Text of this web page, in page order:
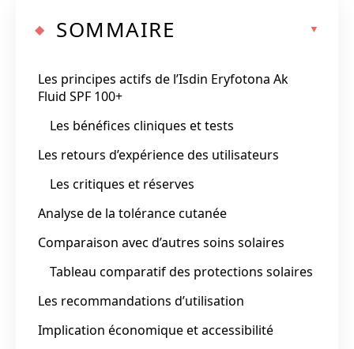
SOMMAIRE
Les principes actifs de l’Isdin Eryfotona Ak
Fluid SPF 100+
Les bénéfices cliniques et tests
Les retours d’expérience des utilisateurs
Les critiques et réserves
Analyse de la tolérance cutanée
Comparaison avec d’autres soins solaires
Tableau comparatif des protections solaires
Les recommandations d’utilisation
Implication économique et accessibilité